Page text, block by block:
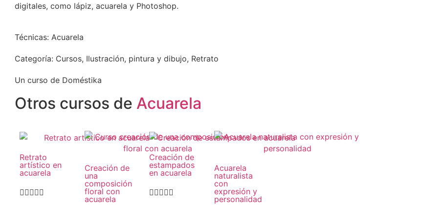
digitales, como lápiz, acuarela y Photoshop.
Técnicas: Acuarela
Categoría: Cursos, Ilustración, pintura y dibujo, Retrato
Un curso de Doméstika
Otros cursos de Acuarela
Retrato
artístico en
acuarela

Creación de
una
composición
floral con
acuarela
Creación de
estampados
en acuarela

Acuarela
naturalista
con
expresión y
personalidad